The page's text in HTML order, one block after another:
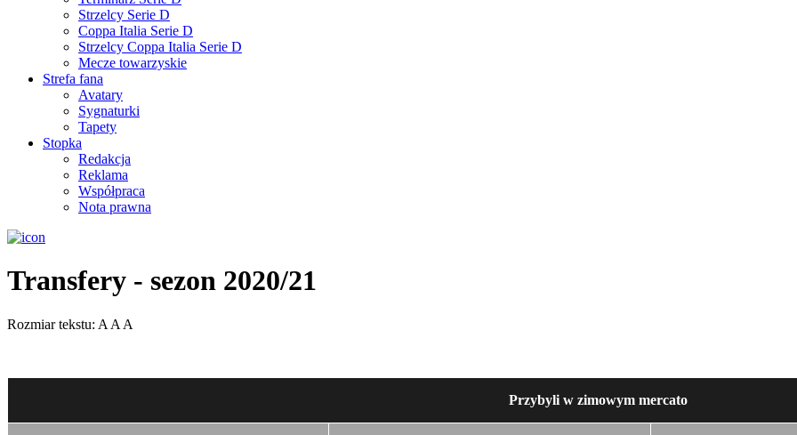
Strzelcy Serie D
Coppa Italia Serie D
Strzelcy Coppa Italia Serie D
Mecze towarzyskie
Strefa fana
Avatary
Sygnaturki
Tapety
Stopka
Redakcja
Reklama
Współpraca
Nota prawna
Transfery - sezon 2020/21
Rozmiar tekstu: A A A
Przybyli w zimowym mercato